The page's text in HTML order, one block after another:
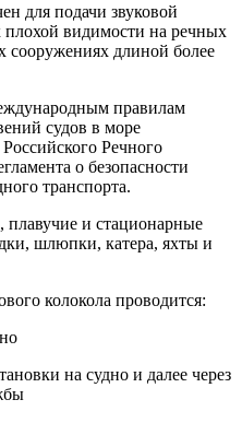
для подачи звуковой
плохой видимости на речных
сооружениях длиной более
правилам
судов в море
Речного
о безопасности
транспорта.
и стационарные
шлюпки, катера, яхты и
колокола проводится:
на судно и далее через